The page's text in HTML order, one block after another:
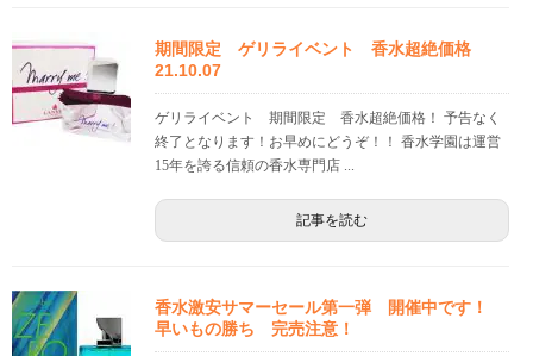
期間限定 ゲリライベント 香水超絶価格
21.10.07
ゲリライベント 期間限定 香水超絶価格！ 予告なく
終了となります！お早めにどうぞ！！ 香水学園は運営
15年を誇る信頼の香水専門店 ...
記事を読む
香水激安サマーセール第一弾 開催中です！
早いもの勝ち 完売注意！